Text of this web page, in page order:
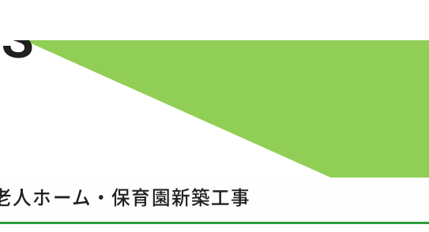
施工実績
人ホーム・保育園新築工事